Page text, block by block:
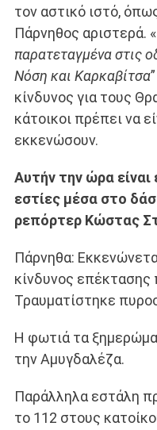
τον αστικό ιστό,
Πάρνηθος αριστερά. «
παρατεταγμένα στις
Νόση και Καρκαβίτσα
κίνδυνος για τους
κάτοικοι πρέπει να
εκκενώσουν.
Αυτήν την ώρα
εστίες μέσα στο
ρεπόρτερ Κώστας
Πάρνηθα:
κίνδυνος
Τραυματίστηκε
Η φωτιά τα
την Αμυγδαλέζα.
Παράλληλα εστάλη
το 112 στους